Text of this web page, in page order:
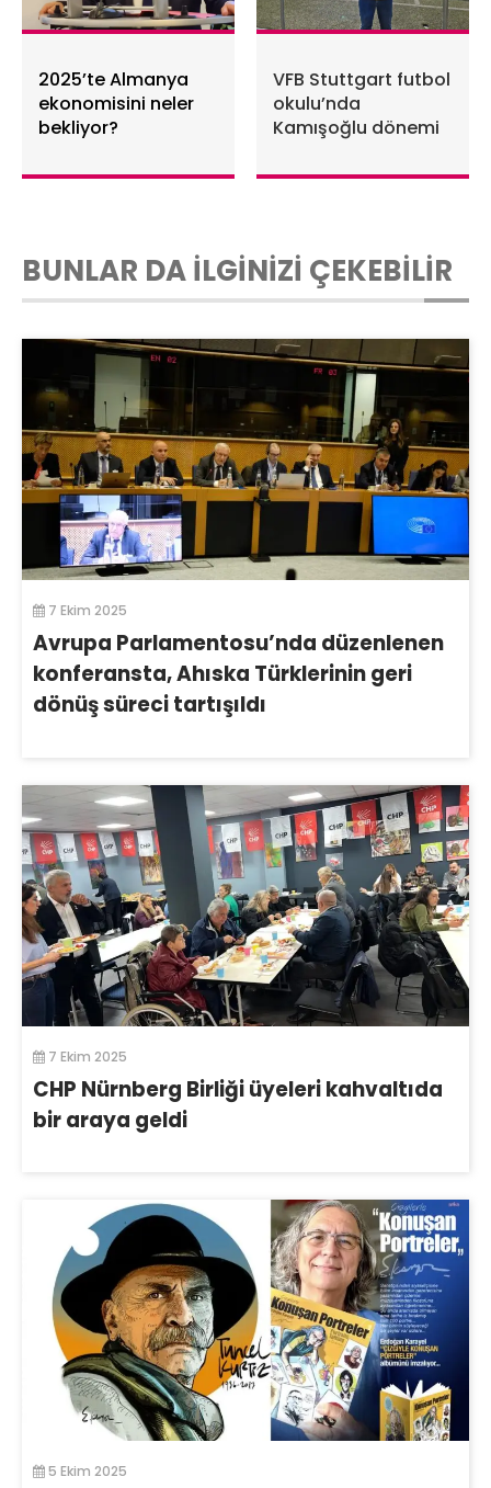
2025’te Almanya
ekonomisini neler
bekliyor?
VFB Stuttgart futbol
okulu’nda
Kamışoğlu dönemi
BUNLAR DA İLGİNİZİ ÇEKEBİLİR
7 Ekim 2025
Avrupa Parlamentosu’nda düzenlenen
konferansta, Ahıska Türklerinin geri
dönüş süreci tartışıldı
7 Ekim 2025
CHP Nürnberg Birliği üyeleri kahvaltıda
bir araya geldi
5 Ekim 2025